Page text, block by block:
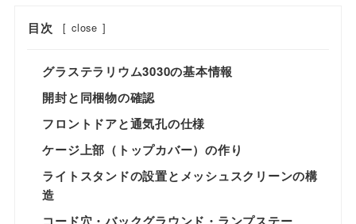
目次 [ close ]
グラステラリウム3030の基本情報
開封と同梱物の確認
フロントドアと通気孔の仕様
ケージ上部（トップカバー）の作り
ライトスタンドの設置とメッシュスクリーンの構
造